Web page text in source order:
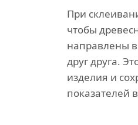
При
чтобы
направлены
друг друга.
изделия и
показателей